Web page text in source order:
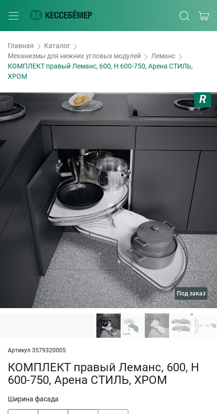
Главная
Каталог
Механизмы для нижних угловых модулей
Леманс
КОМПЛЕКТ правый Леманс, 600, H 600-750, Арена СТИЛЬ,
ХРОМ
под заказ
Артикул 3579320005
КОМПЛЕКТ правый Леманс, 600, H
600-750, Арена СТИЛЬ, ХРОМ
Ширина фасада